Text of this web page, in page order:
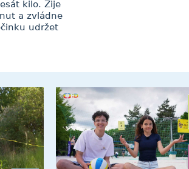
kilo. Žije
a zvládne
udržet